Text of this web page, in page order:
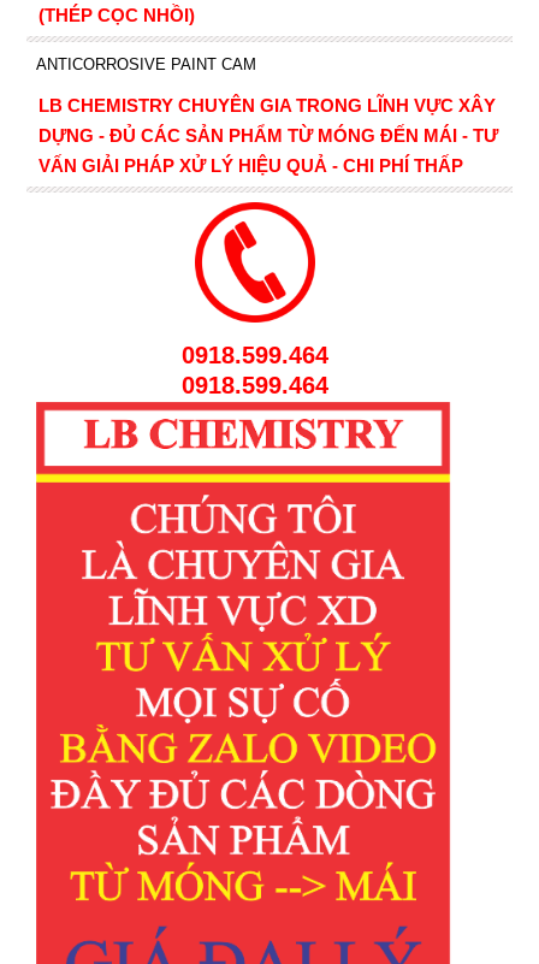
(THÉP CỌC NHỒI)
ANTICORROSIVE PAINT CAM
LB CHEMISTRY CHUYÊN GIA TRONG LĨNH VỰC XÂY
DỰNG - ĐỦ CÁC SẢN PHẨM TỪ MÓNG ĐẾN MÁI - TƯ
VẤN GIẢI PHÁP XỬ LÝ HIỆU QUẢ - CHI PHÍ THẤP
0918.599.464
0918.599.464